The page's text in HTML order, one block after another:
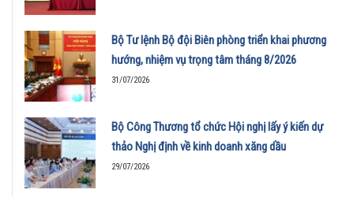
Bộ Tư lệnh Bộ đội Biên phòng triển khai phương
hướng, nhiệm vụ trọng tâm tháng 8/2026
31/07/2026
Bộ Công Thương tổ chức Hội nghị lấy ý kiến dự
thảo Nghị định về kinh doanh xăng dầu
29/07/2026